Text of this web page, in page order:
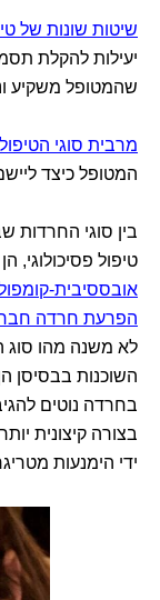
שיטות שונות של
יעילות להקלת
שהמטופל משקיע
מרבית סוגי
המטופל כיצד
בין סוגי החרדות
טיפול פסיכולוגי, הן
אובססיבית-
הפרעת חרדה
לא משנה מהו סוג
השוכנות בבסיסן
בחרדה נוטים
בצורה קיצונית
ידי הימנעות